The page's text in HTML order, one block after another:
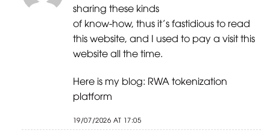
sharing these kinds
of know-how, thus it’s fastidious to read
this website, and I used to pay a visit this
website all the time.
Here is my blog: RWA tokenization
platform
19/07/2026 AT 17:05